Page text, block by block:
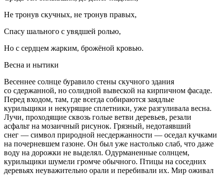
Не тронув скучных, не тронув правых,
Спасу шального с увядшей ролью,
Но с сердцем жарким, брожёной кровью.
Весна и нытики
Весеннее солнце буравило стены скучного здания
со сдержанной, но солидной вывеской на кирпичном фасаде.
Перед входом, там, где всегда собираются заядлые
курильщики и некурящие сплетники, уже разгуливала весна.
Лучи, проходящие сквозь голые ветви деревьев, резали
асфальт на мозаичный рисунок. Грязный, недотаявший
снег — символ природной несдержанности — оседал кучками
на почерневшем газоне. Он был уже настолько слаб, что даже
воду на дорожки не выделял. Одурманенные солнцем,
курильщики шумели громче обычного. Птицы на соседних
деревьях неуважительно орали и перебивали их. Мир оживал